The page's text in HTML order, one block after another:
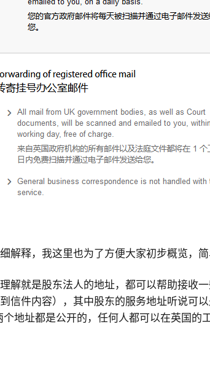
解释， 我这里也为了方便大家初步概览， 简
解就是股东法人的地址，都可以帮助接收
信件内容），其中股东的服务地址听说可
地址都是公开的，任何人都可以在英国的